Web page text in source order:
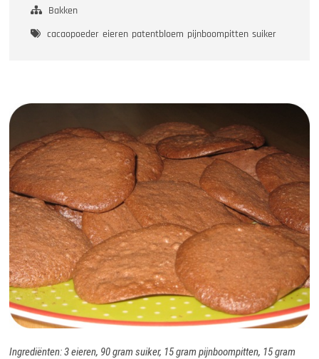
Bakken
cacaopoeder eieren patentbloem pijnboompitten suiker
Ingrediënten: 3 eieren, 90 gram suiker, 15 gram pijnboompitten, 15 gram